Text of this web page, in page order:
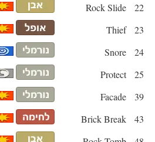
22
Rock Slide
23
Thief
24
Snore
25
Protect
39
Facade
43
Brick Break